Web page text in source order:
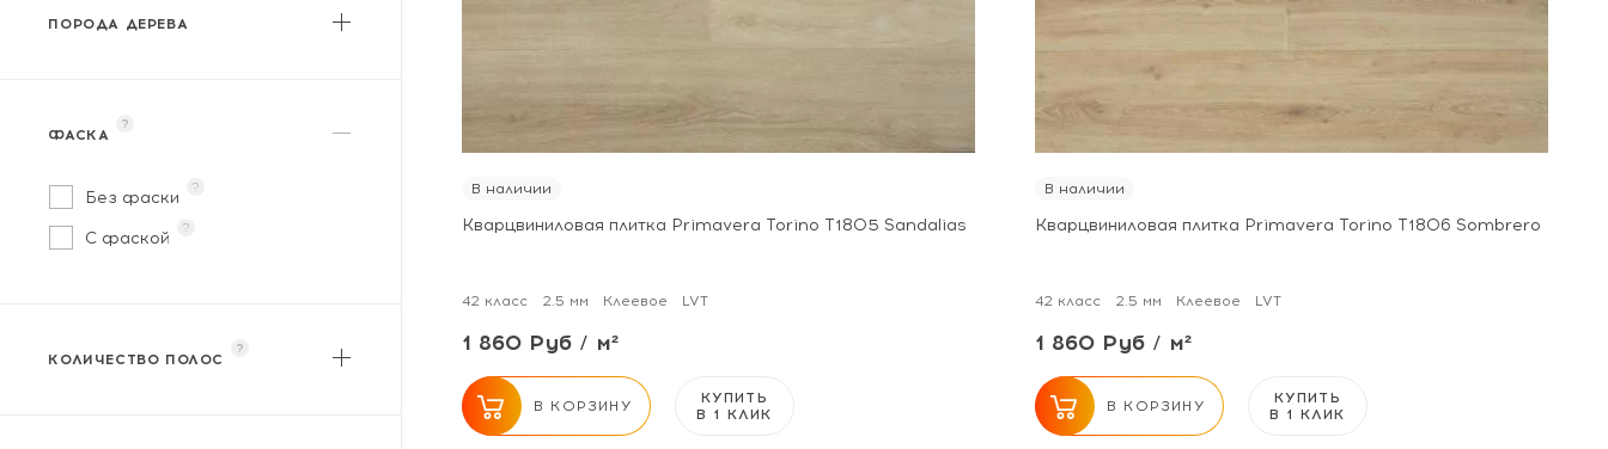
ПОРОДА ДЕРЕВА
Бамбук
Береза
Вяз
ФАСКА
?
Без фаски
?
С фаской
?
КОЛИЧЕСТВО ПОЛОС
?
В наличии
Кварцвиниловая плитка Primavera Torino T1805 Sandalias
42 класс 2.5 мм Клеевое LVT
1 860 Руб / м²
В КОРЗИНУ
КУПИТЬ
В 1 КЛИК
В наличии
Кварцвиниловая плитка Primavera Torino T1806 Sombrero
42 класс 2.5 мм Клеевое LVT
1 860 Руб / м²
В КОРЗИНУ
КУПИТЬ
В 1 КЛИК